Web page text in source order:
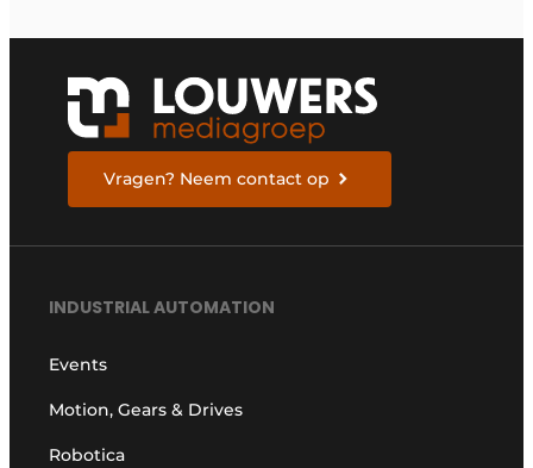
Vragen? Neem contact op
INDUSTRIAL AUTOMATION
Events
Motion, Gears & Drives
Robotica